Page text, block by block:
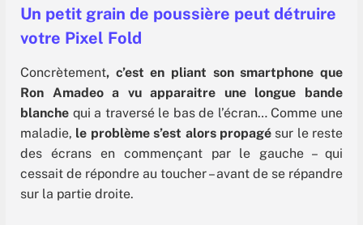
Un petit grain de poussière peut détruire
votre Pixel Fold
Concrètement, c’est en pliant son smartphone que
Ron Amadeo a vu apparaitre une longue bande
blanche qui a traversé le bas de l’écran… Comme une
maladie, le problème s’est alors propagésur le reste
des écrans en commençant par le gauche – qui
cessait de répondre au toucher – avant de se répandre
sur la partie droite.